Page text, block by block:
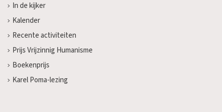
In de kijker
Kalender
Recente activiteiten
Prijs Vrijzinnig Humanisme
Boekenprijs
Karel Poma-lezing